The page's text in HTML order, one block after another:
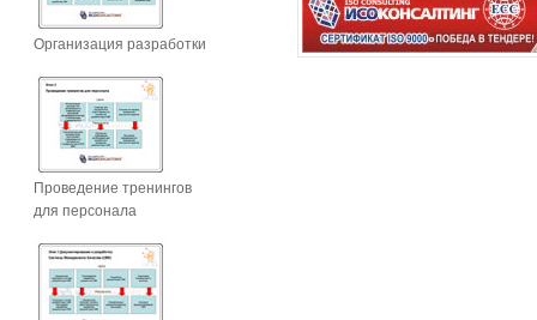
Организация разработки
Проведение тренингов
для персонала